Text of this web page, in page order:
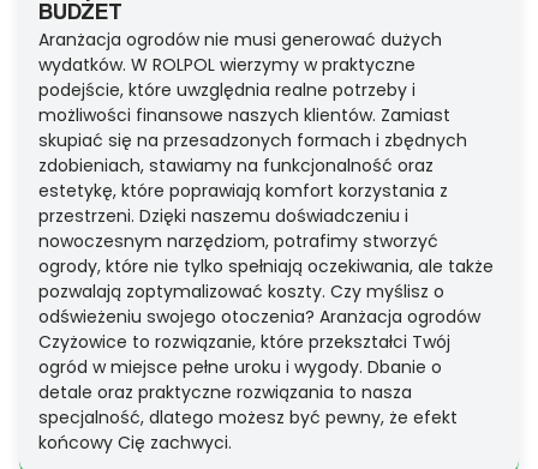
BUDŻET
Aranżacja ogrodów nie musi generować dużych
wydatków. W ROLPOL wierzymy w praktyczne
podejście, które uwzględnia realne potrzeby i
możliwości finansowe naszych klientów. Zamiast
skupiać się na przesadzonych formach i zbędnych
zdobieniach, stawiamy na funkcjonalność oraz
estetykę, które poprawiają komfort korzystania z
przestrzeni. Dzięki naszemu doświadczeniu i
nowoczesnym narzędziom, potrafimy stworzyć
ogrody, które nie tylko spełniają oczekiwania, ale także
pozwalają zoptymalizować koszty. Czy myślisz o
odświeżeniu swojego otoczenia? Aranżacja ogrodów
Czyżowice to rozwiązanie, które przekształci Twój
ogród w miejsce pełne uroku i wygody. Dbanie o
detale oraz praktyczne rozwiązania to nasza
specjalność, dlatego możesz być pewny, że efekt
końcowy Cię zachwyci.